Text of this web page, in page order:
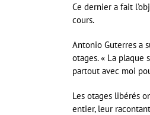
Ce dernier a fait
cours.
Antonio Guterres a
otages. « La plaque
partout avec moi
Les otages libérés
entier, leur